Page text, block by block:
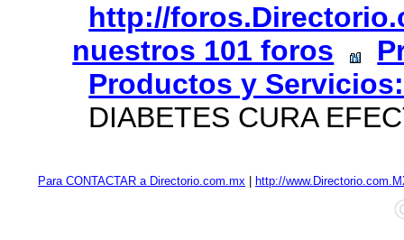
http://
nuestros 101 foros
Productos y
DIABETES CURA
Para CONTACTAR a Directorio.com.mx http://